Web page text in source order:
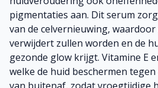
pigmentaties aan. Dit serum
van de celvernieuwing,
verwijdert zullen worden en de
gezonde glow krijgt. Vitamine E
welke de huid beschermen